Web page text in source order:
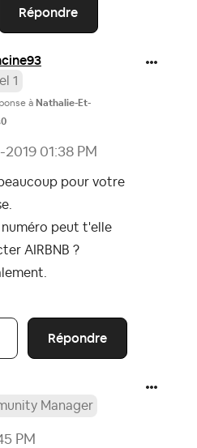
Répondre
1
à Nathalie-Et-
2019 01:38 PM
pour votre
numéro peut t'elle
AIRBNB ?
Répondre
Manager
PM